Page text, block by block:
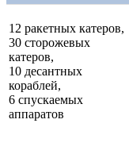
12 ракетных катеров,
30 сторожевых
катеров,
10 десантных
кораблей,
6 спускаемых
аппаратов